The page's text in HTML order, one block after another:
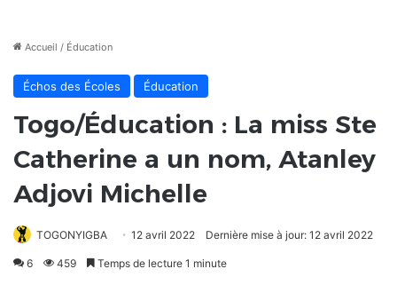
Accueil / Éducation
Échos des Écoles Éducation
Togo/Éducation : La miss Ste
Catherine a un nom, Atanley
Adjovi Michelle
TOGONYIGBA 12 avril 2022 Dernière mise à jour: 12 avril 2022
6 459 Temps de lecture 1 minute